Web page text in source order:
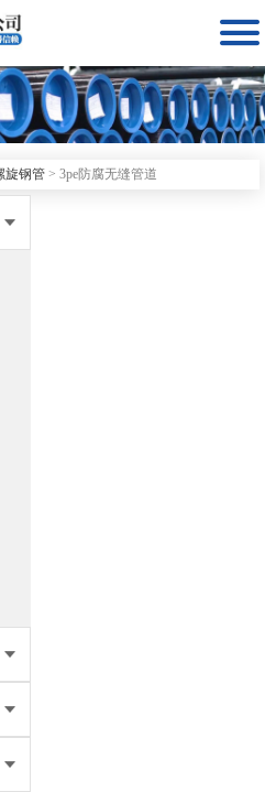

旋钢管 > 3pe防腐无缝管道